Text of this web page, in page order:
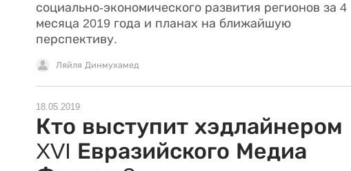
социально-экономического развития регионов за 4
месяца 2019 года и планах на ближайшую
перспективу.
Ляйля Динмухамед
18.05.2019
Кто выступит хэдлайнером
XVI Евразийского Медиа